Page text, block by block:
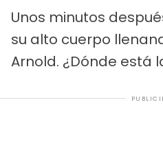
Unos minutos
su alto cuerpo
Arnold. ¿Dónde está